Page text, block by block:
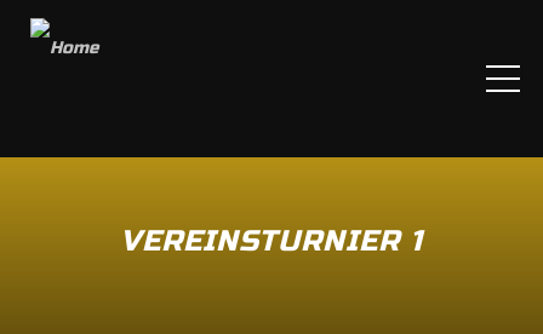
VEREINSTURNIER 1